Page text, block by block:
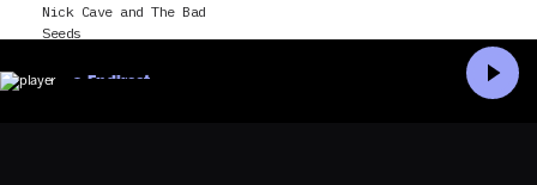
Nick Cave and The Bad
Seeds
En direct